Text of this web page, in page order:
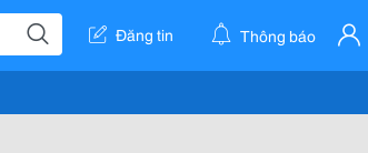
Đăng tin Thông báo